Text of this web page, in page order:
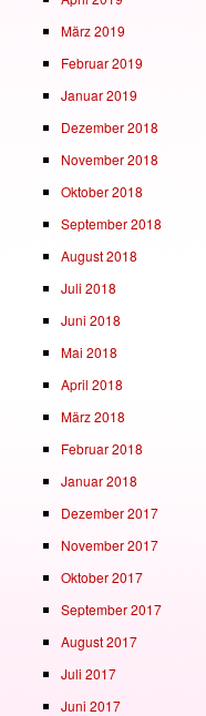
März 2019
Februar 2019
Januar 2019
Dezember 2018
November 2018
Oktober 2018
September 2018
August 2018
Juli 2018
Juni 2018
Mai 2018
April 2018
März 2018
Februar 2018
Januar 2018
Dezember 2017
November 2017
Oktober 2017
September 2017
August 2017
Juli 2017
Juni 2017